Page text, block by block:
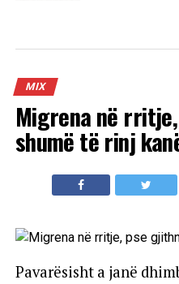
MIX
Migrena në
shumë të rinj
Pavarësisht a janë